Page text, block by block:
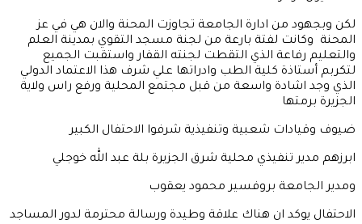
لكن وبجهود من ادارة الجامعة تجاوزت المحنة والان هي في عز
المحنة وكانت لفتة بارعة من لجنة مسجد التقوي بمدينة العلم
والتعليم رفاعة الذي التقطت لجنته القفار واستقبت الجميع
لتكربم أستاذة كلية الطب وادراتها علي شرف هذا الاعتماد الدولي
الذي وجد اشادة واسعة من قبل مجتمع المحلية ورفع راس ولاية
الجزيرة برمتها
ضيوف وقيادات شعبية وتنفيذية شرفوا الاحتفال الكبير
ابرزهم مدير تنفيذي محلية شرق الجزيرة بلة عبد الله خوجلي
ومدير الجامعة بروفسير محمود يعقوب
الاحتفال يوكد ان هناك علاقة وطيدة ورسالة محترمة لدور المساجد